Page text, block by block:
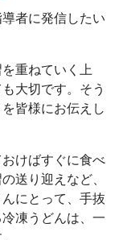
者に発信したい
重ねていく上
大切です。そう
皆様にお伝えし
けばすぐに食べ
送り迎えなど、
にとって、手抜
凍うどんは、一